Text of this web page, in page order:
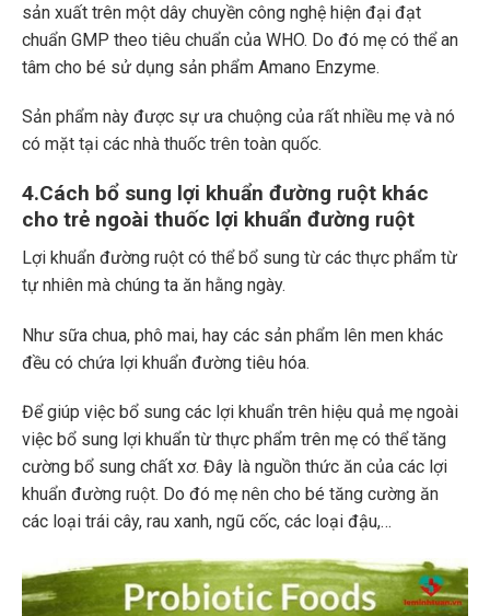
sản xuất trên một dây chuyền công nghệ hiện đại đạt
chuẩn GMP theo tiêu chuẩn của WHO. Do đó mẹ có thể an
tâm cho bé sử dụng sản phẩm Amano Enzyme.
Sản phẩm này được sự ưa chuộng của rất nhiều mẹ và nó
có mặt tại các nhà thuốc trên toàn quốc.
4.Cách bổ sung lợi khuẩn đường ruột khác
cho trẻ ngoài thuốc lợi khuẩn đường ruột
Lợi khuẩn đường ruột có thể bổ sung từ các thực phẩm từ
tự nhiên mà chúng ta ăn hằng ngày.
Như sữa chua, phô mai, hay các sản phẩm lên men khác
đều có chứa lợi khuẩn đường tiêu hóa.
Để giúp việc bổ sung các lợi khuẩn trên hiệu quả mẹ ngoài
việc bổ sung lợi khuẩn từ thực phẩm trên mẹ có thể tăng
cường bổ sung chất xơ. Đây là nguồn thức ăn của các lợi
khuẩn đường ruột. Do đó mẹ nên cho bé tăng cường ăn
các loại trái cây, rau xanh, ngũ cốc, các loại đậu,…